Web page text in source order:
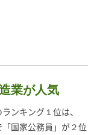
業が人気
ンキング１位は、
「国家公務員」が２位